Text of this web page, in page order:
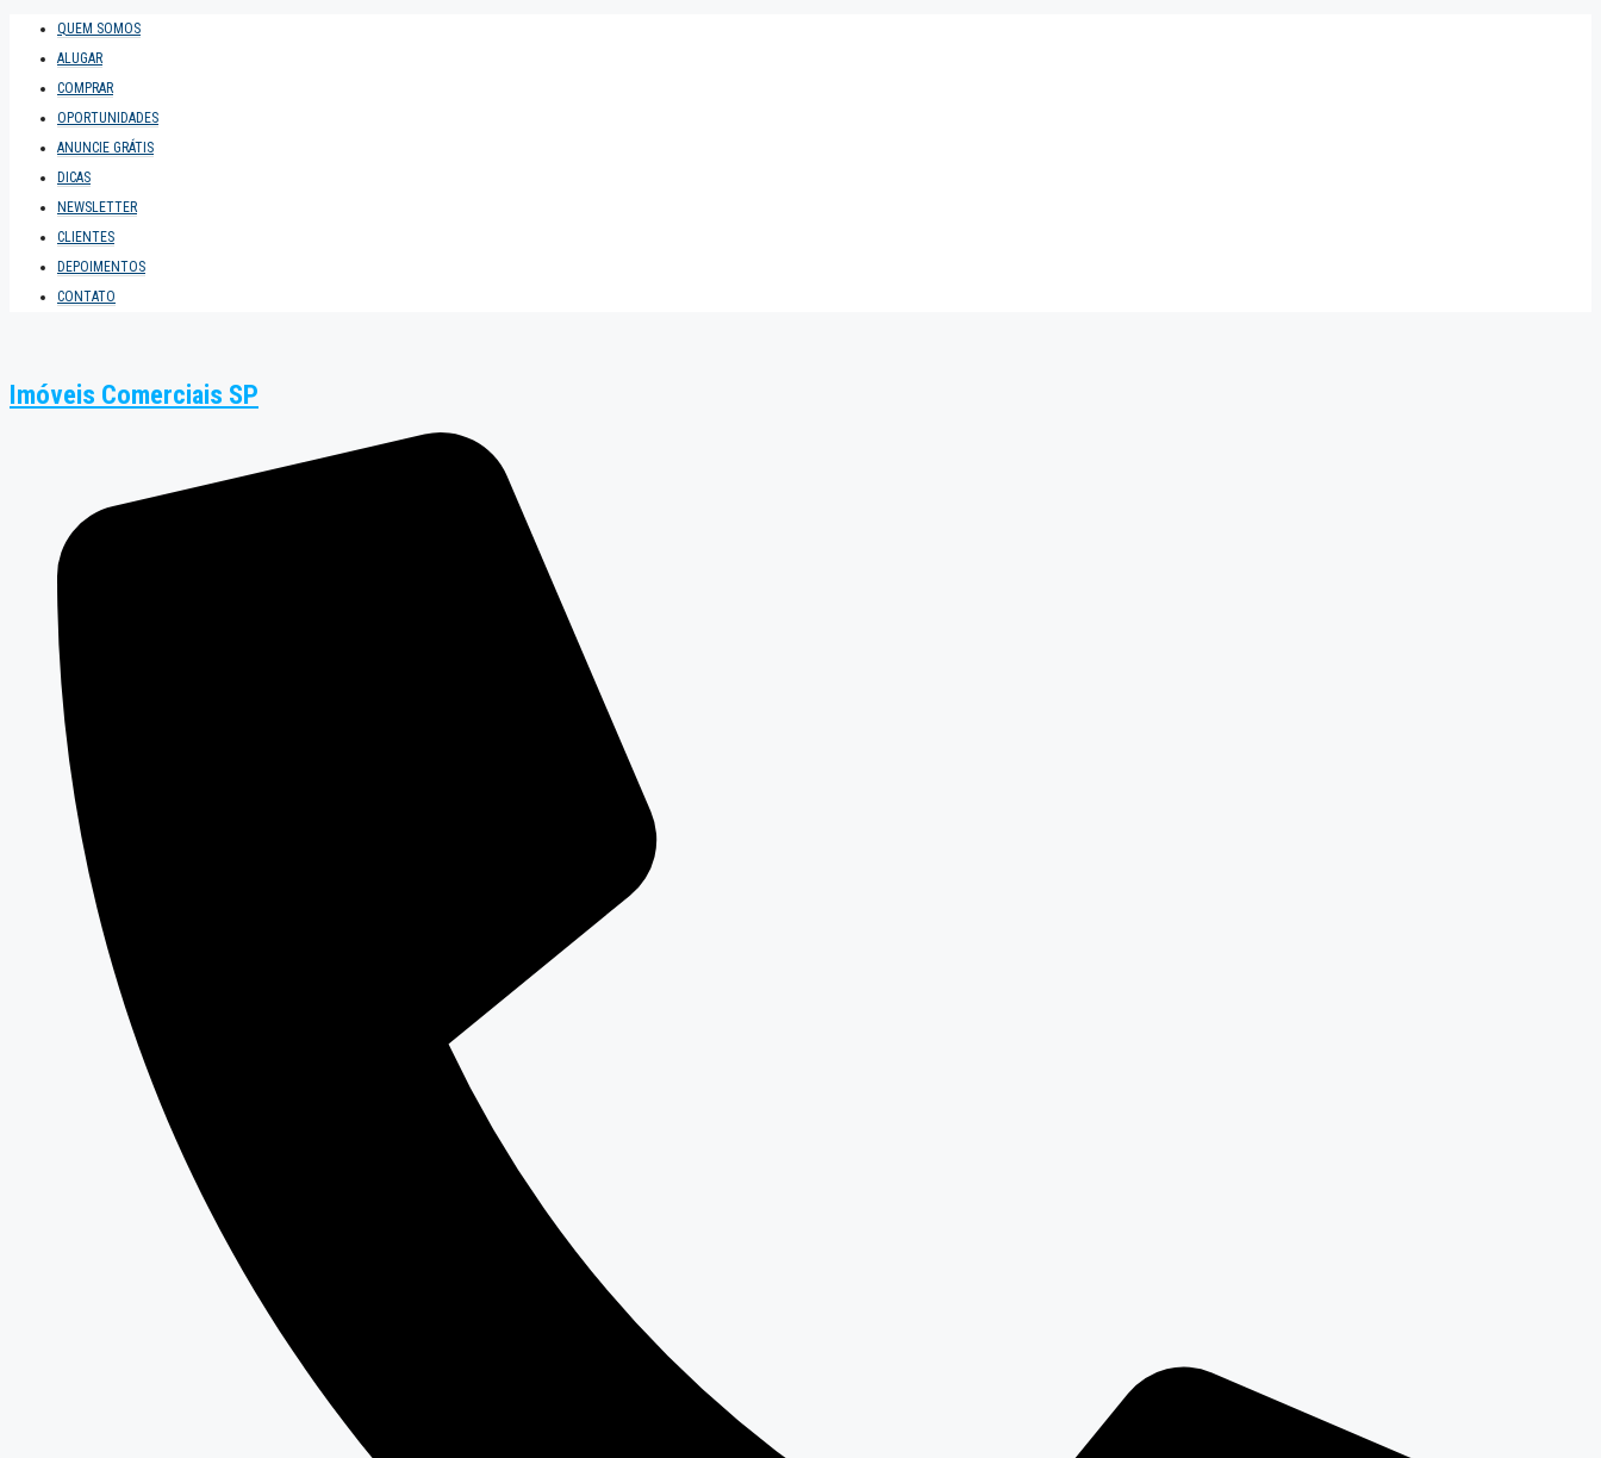
QUEM SOMOS
ALUGAR
COMPRAR
OPORTUNIDADES
ANUNCIE GRÁTIS
DICAS
NEWSLETTER
CLIENTES
DEPOIMENTOS
CONTATO
Imóveis Comerciais SP